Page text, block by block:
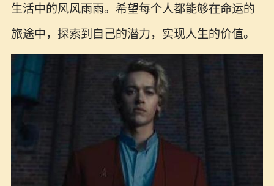
生活中的风风雨雨。希望每个人都能够在命运的
旅途中，探索到自己的潜力，实现人生的价值。